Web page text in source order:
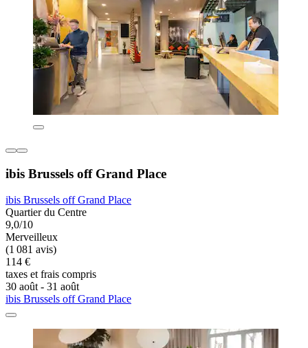
ibis Brussels off Grand Place
ibis Brussels off Grand Place
Quartier du Centre
9,0/10
Merveilleux
(1 081 avis)
114 €
taxes et frais compris
30 août - 31 août
ibis Brussels off Grand Place